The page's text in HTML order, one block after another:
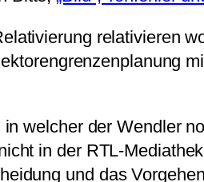
relativieren
welcher der Wendler
in der RTL-
und das